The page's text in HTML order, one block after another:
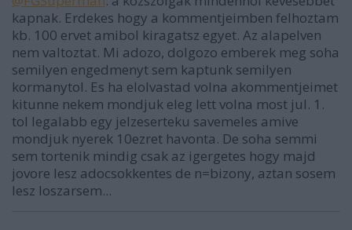
kapnak. Erdekes hogy a kommentjeimben felhoztam
kb. 100 ervet amibol kiragatsz egyet. Az alapelven
nem valtoztat. Mi adozo, dolgozo emberek meg soha
semilyen engedmenyt sem kaptunk semilyen
kormanytol. Es ha elolvastad volna akommentjeimet
kitunne nekem mondjuk eleg lett volna most jul. 1.
tol legalabb egy jelzeserteku savemeles amive
mondjuk nyerek 10ezret havonta. De soha semmi
sem tortenik mindig csak az igergetes hogy majd
jovore lesz adocsokkentes de n=bizony, aztan sosem
lesz loszarsem...